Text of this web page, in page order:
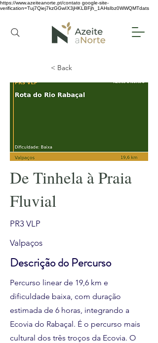
https://www.azeiteanorte.pt/contato google-site-
verification=Tuj7Qiej7kzGGwIX3jHKLBFjh_1AHsIbz0WWQMTdats
< Back
De Tinhela à Praia
Fluvial
PR3 VLP
Valpaços
Descrição do Percurso
Percurso linear de 19,6 km e
dificuldade baixa, com duração
estimada de 6 horas, integrando a
Ecovia do Rabaçal. É o percurso mais
cultural dos três troços da Ecovia. O